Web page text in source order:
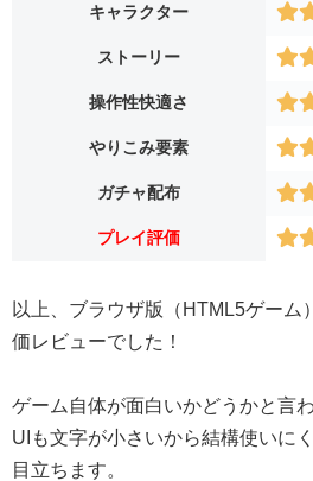
キャラクター
ストーリー
操作性快適さ
やりこみ要素
ガチャ配布
プレイ評価
以上、ブラウザ版（HTML5ゲーム
価レビューでした！
ゲーム自体が面白いかどうかと言
UIも文字が小さいから結構使いに
目立ちます。